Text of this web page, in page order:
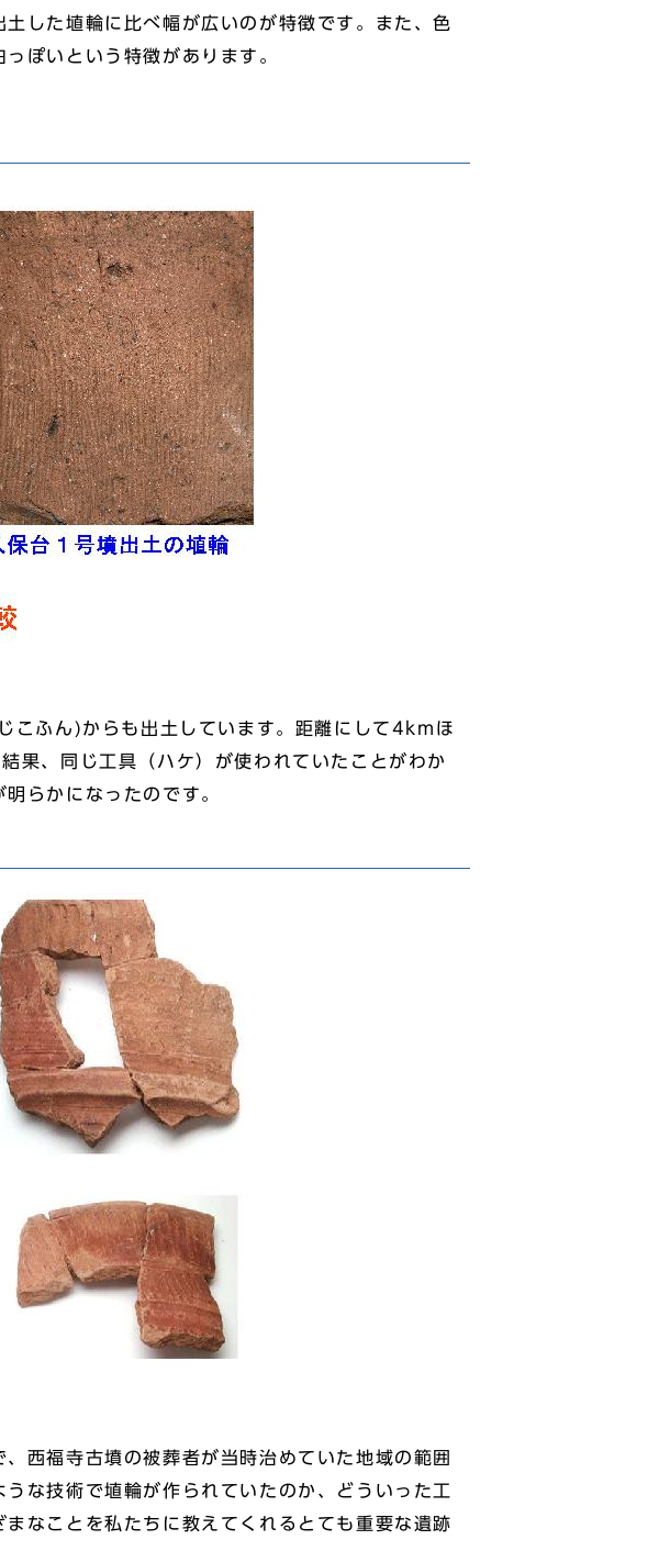
した埴輪に比べ幅が広いのが特徴です。また、色
ぽいという特徴があります。
こふん)からも出土しています。距離にして4kmほ
果、同じ工具（ハケ）が使われていたことがわか
らかになったのです。
西福寺古墳の被葬者が当時治めていた地域の範囲
な技術で埴輪が作られていたのか、どういった工
なことを私たちに教えてくれるとても重要な遺跡